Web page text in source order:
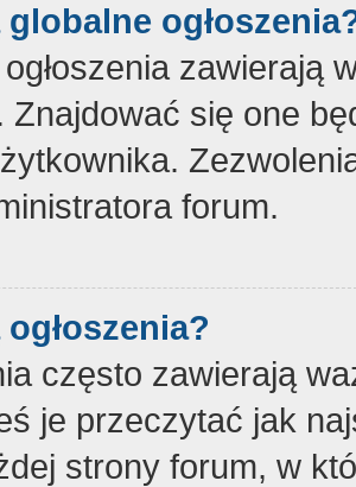
globalne
zawierają
Znajdować się one
forum.
często zawierają
je przeczytać jak
strony forum, w